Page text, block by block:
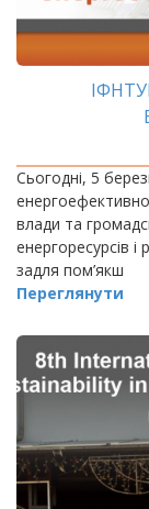
Сьогодні, 5
влади та
енергоресурсів
задля пом’якш
Переглянути